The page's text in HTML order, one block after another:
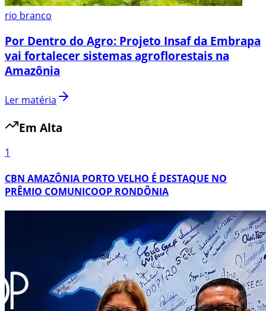
rio branco
Por Dentro do Agro: Projeto Insaf da Embrapa
vai fortalecer sistemas agroflorestais na
Amazônia
Ler matéria
Em Alta
1
CBN AMAZÔNIA PORTO VELHO É DESTAQUE NO
PRÊMIO COMUNICOOP RONDÔNIA